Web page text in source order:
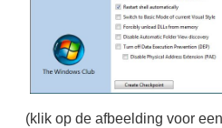
(klik op de afbeelding voor